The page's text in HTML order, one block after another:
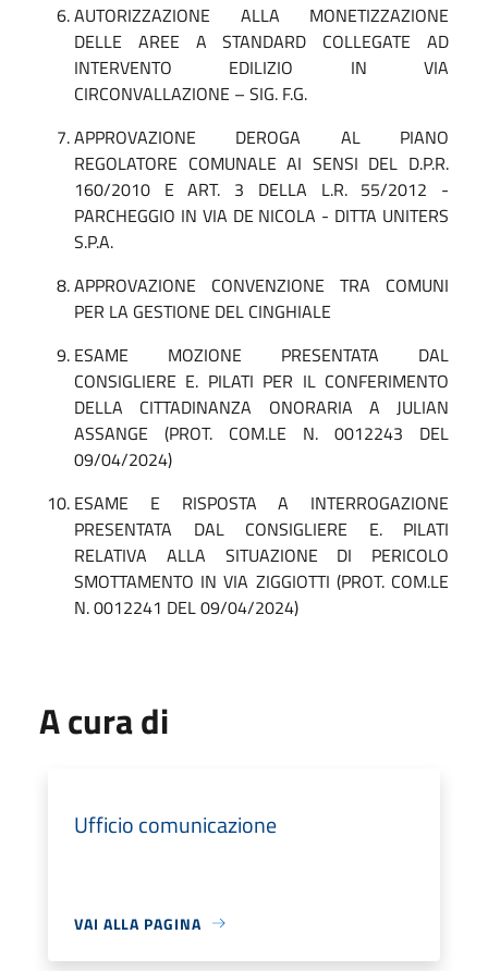
AUTORIZZAZIONE ALLA MONETIZZAZIONE
DELLE AREE A STANDARD COLLEGATE AD
INTERVENTO EDILIZIO IN VIA
CIRCONVALLAZIONE – SIG. F.G.
APPROVAZIONE DEROGA AL PIANO
REGOLATORE COMUNALE AI SENSI DEL D.P.R.
160/2010 E ART. 3 DELLA L.R. 55/2012 -
PARCHEGGIO IN VIA DE NICOLA - DITTA UNITERS
S.P.A.
APPROVAZIONE CONVENZIONE TRA COMUNI
PER LA GESTIONE DEL CINGHIALE
ESAME MOZIONE PRESENTATA DAL
CONSIGLIERE E. PILATI PER IL CONFERIMENTO
DELLA CITTADINANZA ONORARIA A JULIAN
ASSANGE (PROT. COM.LE N. 0012243 DEL
09/04/2024)
ESAME E RISPOSTA A INTERROGAZIONE
PRESENTATA DAL CONSIGLIERE E. PILATI
RELATIVA ALLA SITUAZIONE DI PERICOLO
SMOTTAMENTO IN VIA ZIGGIOTTI (PROT. COM.LE
N. 0012241 DEL 09/04/2024)
A cura di
Ufficio comunicazione
VAI ALLA PAGINA